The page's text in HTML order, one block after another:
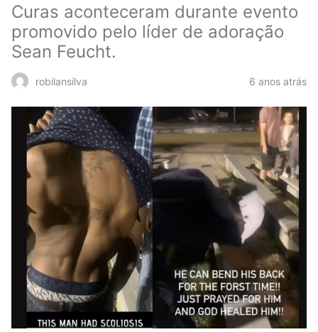
Curas aconteceram durante evento
promovido pelo líder de adoração
Sean Feucht.
robilansilva 6 anos atrás